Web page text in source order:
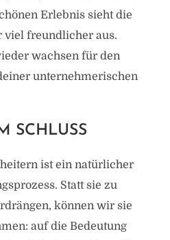
Erlebnis sieht die
viel freundlicher aus.
wachsen für den
unternehmerischen
SCHLUSS
ist ein natürlicher
Statt sie zu
können wir sie
auf die Bedeutung